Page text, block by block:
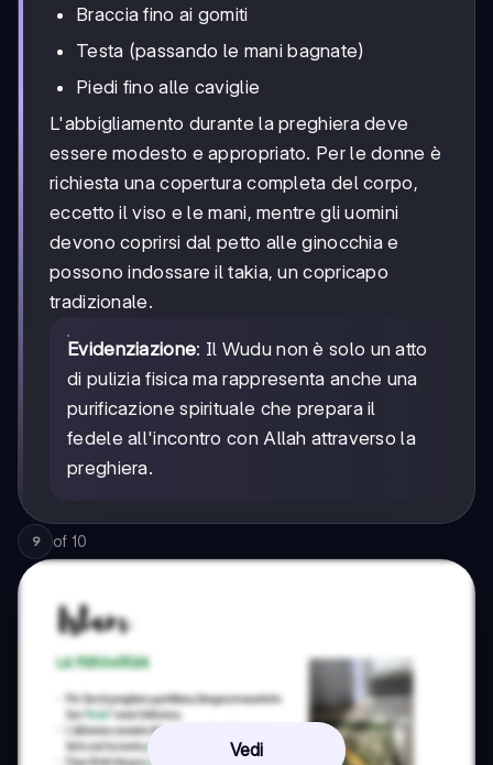
Braccia fino ai gomiti
Testa (passando le mani bagnate)
Piedi fino alle caviglie
L'abbigliamento durante la preghiera deve
essere modesto e appropriato. Per le donne è
richiesta una copertura completa del corpo,
eccetto il viso e le mani, mentre gli uomini
devono coprirsi dal petto alle ginocchia e
possono indossare il takia, un copricapo
tradizionale.
Evidenziazione: Il Wudu non è solo un atto
di pulizia fisica ma rappresenta anche una
purificazione spirituale che prepara il
fedele all'incontro con Allah attraverso la
preghiera.
9 of 10
Vedi